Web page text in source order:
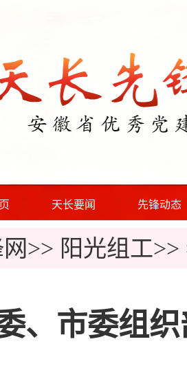
天长要闻 先锋动态
>> 阳光组工>>
、市委组